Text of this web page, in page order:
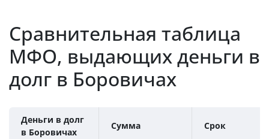
Сравнительная таблица
МФО, выдающих деньги в
долг в Боровичах
Деньги в долг
в Боровичах
Сумма Срок